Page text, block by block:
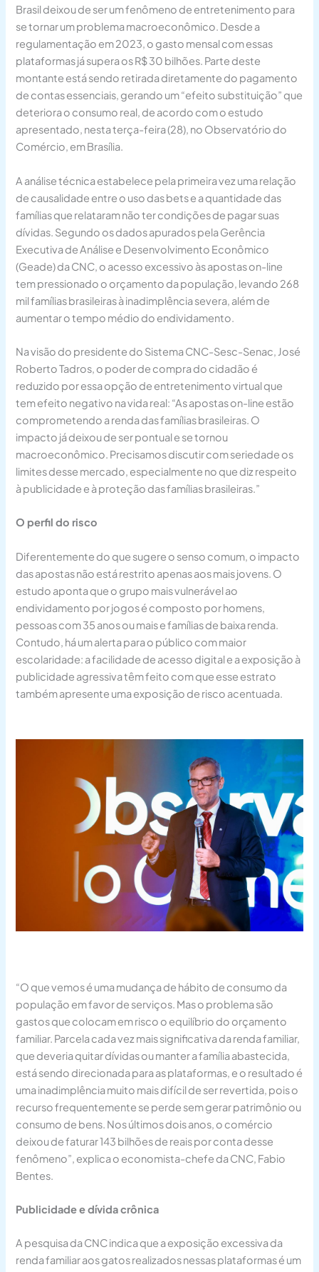
Brasil deixou de ser um fenômeno de entretenimento para
se tornar um problema macroeconômico. Desde a
regulamentação em 2023, o gasto mensal com essas
plataformas já supera os R$ 30 bilhões. Parte deste
montante está sendo retirada diretamente do pagamento
de contas essenciais, gerando um “efeito substituição” que
deteriora o consumo real, de acordo com o estudo
apresentado, nesta terça-feira (28), no Observatório do
Comércio, em Brasília.
A análise técnica estabelece pela primeira vez uma relação
de causalidade entre o uso das bets e a quantidade das
famílias que relataram não ter condições de pagar suas
dívidas. Segundo os dados apurados pela Gerência
Executiva de Análise e Desenvolvimento Econômico
(Geade) da CNC, o acesso excessivo às apostas on-line
tem pressionado o orçamento da população, levando 268
mil famílias brasileiras à inadimplência severa, além de
aumentar o tempo médio do endividamento.
Na visão do presidente do Sistema CNC-Sesc-Senac, José
Roberto Tadros, o poder de compra do cidadão é
reduzido por essa opção de entretenimento virtual que
tem efeito negativo na vida real: “As apostas on-line estão
comprometendo a renda das famílias brasileiras. O
impacto já deixou de ser pontual e se tornou
macroeconômico. Precisamos discutir com seriedade os
limites desse mercado, especialmente no que diz respeito
à publicidade e à proteção das famílias brasileiras.”
O perfil do risco
Diferentemente do que sugere o senso comum, o impacto
das apostas não está restrito apenas aos mais jovens. O
estudo aponta que o grupo mais vulnerável ao
endividamento por jogos é composto por homens,
pessoas com 35 anos ou mais e famílias de baixa renda.
Contudo, há um alerta para o público com maior
escolaridade: a facilidade de acesso digital e a exposição à
publicidade agressiva têm feito com que esse estrato
também apresente uma exposição de risco acentuada.
“O que vemos é uma mudança de hábito de consumo da
população em favor de serviços. Mas o problema são
gastos que colocam em risco o equilíbrio do orçamento
familiar. Parcela cada vez mais significativa da renda familiar,
que deveria quitar dívidas ou manter a família abastecida,
está sendo direcionada para as plataformas, e o resultado é
uma inadimplência muito mais difícil de ser revertida, pois o
recurso frequentemente se perde sem gerar patrimônio ou
consumo de bens. Nos últimos dois anos, o comércio
deixou de faturar 143 bilhões de reais por conta desse
fenômeno”, explica o economista-chefe da CNC, Fabio
Bentes.
Publicidade e dívida crônica
A pesquisa da CNC indica que a exposição excessiva da
renda familiar aos gatos realizados nessas plataformas é um